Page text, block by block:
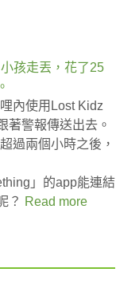
孩走丟，花了25
內使用Lost Kidz
著警報傳送出去。
過兩個小時之後，
」的app能連結
？ Read more